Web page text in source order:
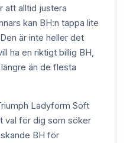
att alltid justera
kan BH:n tappa lite
är inte heller det
ha en riktigt billig BH,
än de flesta
Ladyform Soft
val för dig som söker
BH för